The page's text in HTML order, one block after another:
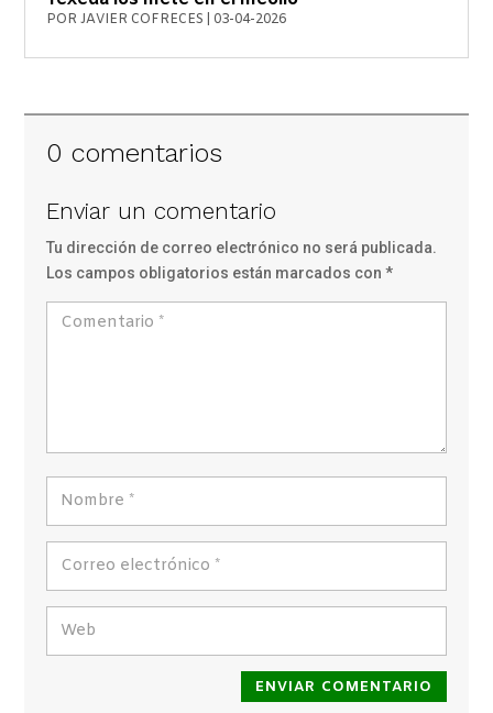
PORJAVIER COFRECES 03-04-2026
0 comentarios
Enviar un comentario
Tu dirección de correo electrónico no será publicada.
Los campos obligatorios están marcados con*
ENVIAR COMENTARIO